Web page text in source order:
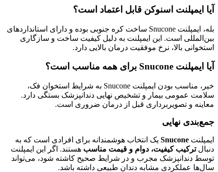
آیا ایمپلنت اسنوکن قابل اعتماد است؟
بله، ایمپلنت Snucone ساخت کره جنوبی بوده و دارای استانداردهای
بین‌المللی است. این ایمپلنت به دلیل کیفیت ساخت و سازگاری
استخوانی بالا، نرخ موفقیت درمان بالایی دارد.
آیا ایمپلنت Snucone برای همه مناسب است؟
خیر، مناسب بودن ایمپلنت Snucone به شرایط استخوان فک،
سلامت عمومی بیمار و تشخیص نهایی دندانپزشک بستگی دارد.
معاینه و تصویربرداری قبل از درمان ضروری است.
جمع‌بندی نهایی
ایمپلنت Snucone یک انتخاب هوشمندانه برای افرادی است که به
دنبالترکیب کیفیت، دوام و قیمت مناسب هستند. اگر این ایمپلنت
توسط دندانپزشک مجرب و در شرایط صحیح کاشته شود، می‌تواند
سال‌ها عملکردی مشابه دندان طبیعی داشته باشد.